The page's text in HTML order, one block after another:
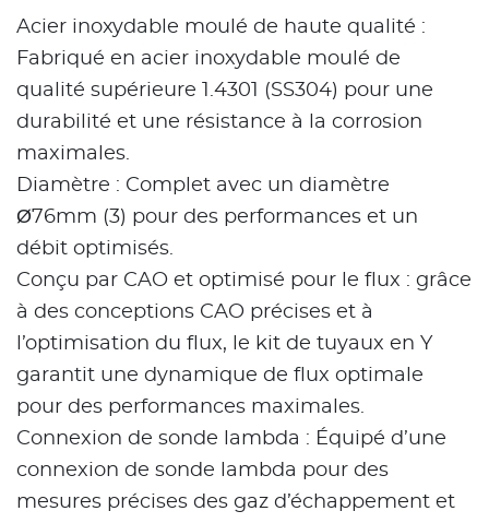
Acier inoxydable moulé de haute qualité :
Fabriqué en acier inoxydable moulé de
qualité supérieure 1.4301 (SS304) pour une
durabilité et une résistance à la corrosion
maximales.
Diamètre : Complet avec un diamètre
Ø76mm (3) pour des performances et un
débit optimisés.
Conçu par CAO et optimisé pour le flux : grâce
à des conceptions CAO précises et à
l’optimisation du flux, le kit de tuyaux en Y
garantit une dynamique de flux optimale
pour des performances maximales.
Connexion de sonde lambda : Équipé d’une
connexion de sonde lambda pour des
mesures précises des gaz d’échappement et